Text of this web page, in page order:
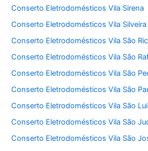
Conserto Eletrodomésticos Vila Sirena
Conserto Eletrodomésticos Vila Silveira
Conserto Eletrodomésticos Vila São
Conserto Eletrodomésticos Vila São
Conserto Eletrodomésticos Vila São
Conserto Eletrodomésticos Vila São
Conserto Eletrodomésticos Vila São
Conserto Eletrodomésticos Vila São
Conserto Eletrodomésticos Vila São